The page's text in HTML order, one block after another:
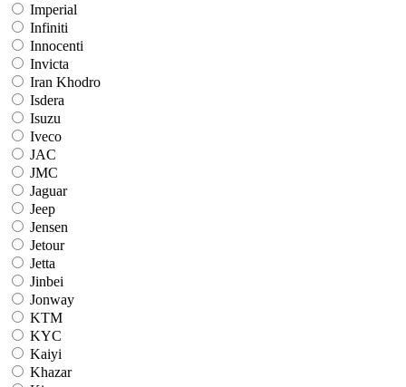
Imperial
Infiniti
Innocenti
Invicta
Iran Khodro
Isdera
Isuzu
Iveco
JAC
JMC
Jaguar
Jeep
Jensen
Jetour
Jetta
Jinbei
Jonway
KTM
KYC
Kaiyi
Khazar